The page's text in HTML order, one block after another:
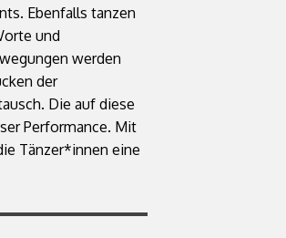
Ebenfalls tanzen
und
werden
der
Die auf diese
Performance. Mit
Tänzer*innen eine